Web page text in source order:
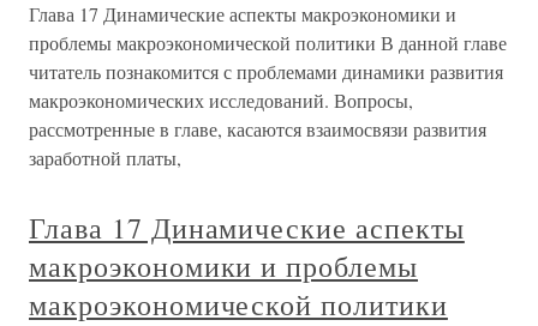
Глава 17 Динамические аспекты макроэкономики и
проблемы макроэкономической политики В данной главе
читатель познакомится с проблемами динамики развития
макроэкономических исследований. Вопросы,
рассмотренные в главе, касаются взаимосвязи развития
заработной платы,
Глава 17 Динамические аспекты
макроэкономики и проблемы
макроэкономической политики